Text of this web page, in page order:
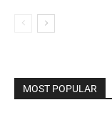
MOST POPULAR